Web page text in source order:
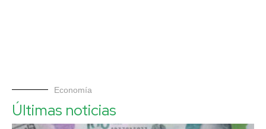
Economía
Últimas noticias